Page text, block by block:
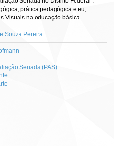
prática pedagógica e eu,
Visuais na educação básica
Souza Pereira
Seriada (PAS)